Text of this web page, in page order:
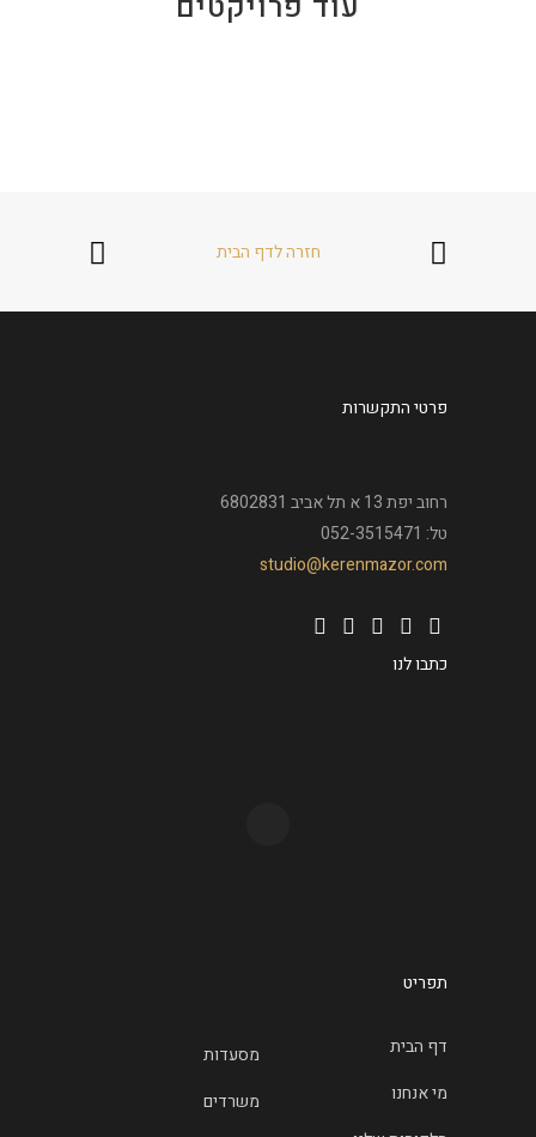
חזרה לדף הבית
פרטי התקשרות
רחוב יפת 13 א תל אביב 6802831
טל: 052-3515471
studio@kerenmazor.com
כתבו לנו
תפריט
דף הבית
מי אנחנו
מסעדות
משרדים